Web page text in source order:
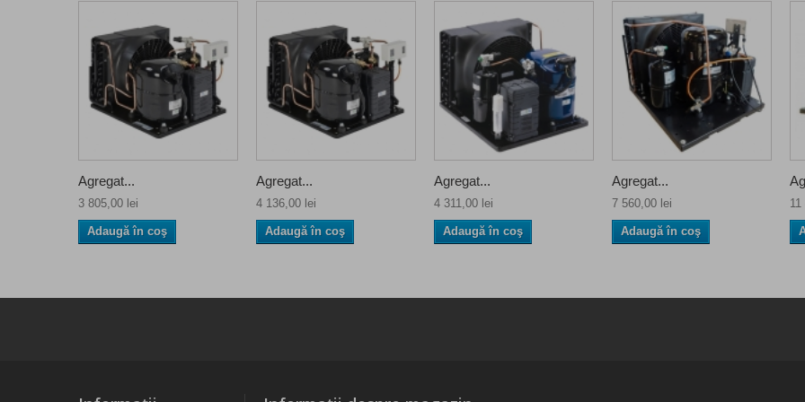
Agregat...
3 805,00 lei
Adaugă în coş
Agregat...
4 136,00 lei
Adaugă în coş
Agregat...
4 311,00 lei
Adaugă în coş
Agregat...
7 560,00 lei
Adaugă în coş